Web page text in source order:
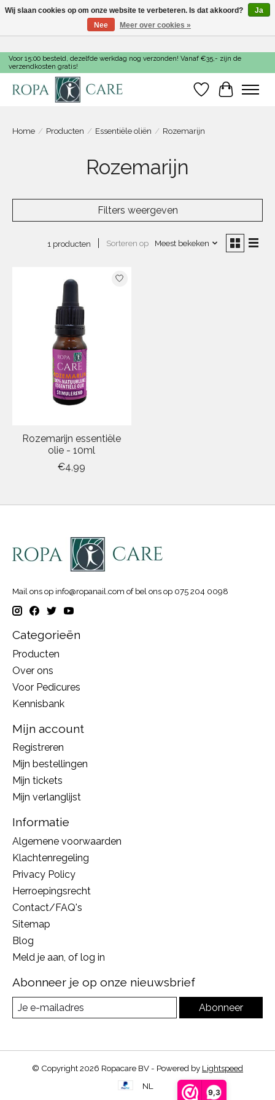
9,3
Voor 15:00 besteld, dezelfde werkdag nog verzonden! Vanaf €35,- zijn de
verzendkosten gratis!
Verlanglijst
Home / Producten / Essentiële oliën / Rozemarijn
Rozemarijn
Filters weergeven
1 producten Sorteren op Meest bekeken
Rozemarijn essentiële
olie - 10ml
€4,99
Mail ons op info@ropanail.com of bel ons op 075 204 0098
Categorieën
Producten
Over ons
Voor Pedicures
Kennisbank
Mijn account
Registreren
Mijn bestellingen
Mijn tickets
Mijn verlanglijst
Informatie
Algemene voorwaarden
Klachtenregeling
Privacy Policy
Herroepingsrecht
Contact/FAQ's
Sitemap
Blog
Meld je aan, of log in
Abonneer je op onze nieuwsbrief
Abonneer
© Copyright 2026 Ropacare BV - Powered by Lightspeed
NL
Wij slaan cookies op om onze website te verbeteren. Is dat akkoord?
Ja
Nee
Meer over cookies »